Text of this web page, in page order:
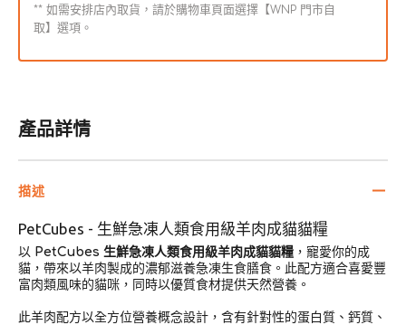
產品詳情
描述
PetCubes - 生鮮急凍人類食用級羊肉成貓貓糧
以 PetCubes 生鮮急凍人類食用級羊肉成貓貓糧 ，寵愛你的成
貓，帶來以羊肉製成的濃郁滋養急凍生食膳食。此配方適合喜愛豐
富肉類風味的貓咪，同時以優質食材提供天然營養。
此羊肉配方以全方位營養概念設計，含有針對性的蛋白質、鈣質、
成
貓
貓
量
成
貓
量
** 如需安排店內取貨，請於購物車頁面選擇【WNP 門市自
取】選項。